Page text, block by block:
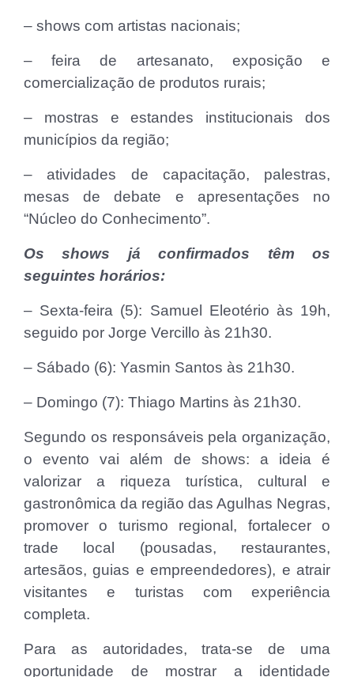
– shows com artistas nacionais;
– feira de artesanato, exposição e
comercialização de produtos rurais;
– mostras e estandes institucionais dos
municípios da região;
– atividades de capacitação, palestras,
mesas de debate e apresentações no
“Núcleo do Conhecimento”.
Os shows já confirmados têm os
seguintes horários:
– Sexta-feira (5): Samuel Eleotério às 19h,
seguido por Jorge Vercillo às 21h30.
– Sábado (6): Yasmin Santos às 21h30.
– Domingo (7): Thiago Martins às 21h30.
Segundo os responsáveis pela organização,
o evento vai além de shows: a ideia é
valorizar a riqueza turística, cultural e
gastronômica da região das Agulhas Negras,
promover o turismo regional, fortalecer o
trade local (pousadas, restaurantes,
artesãos, guias e empreendedores), e atrair
visitantes e turistas com experiência
completa.
Para as autoridades, trata-se de uma
oportunidade de mostrar a identidade